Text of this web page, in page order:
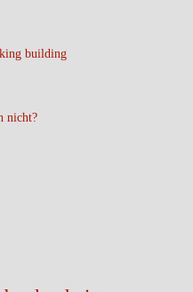
building
nicht?